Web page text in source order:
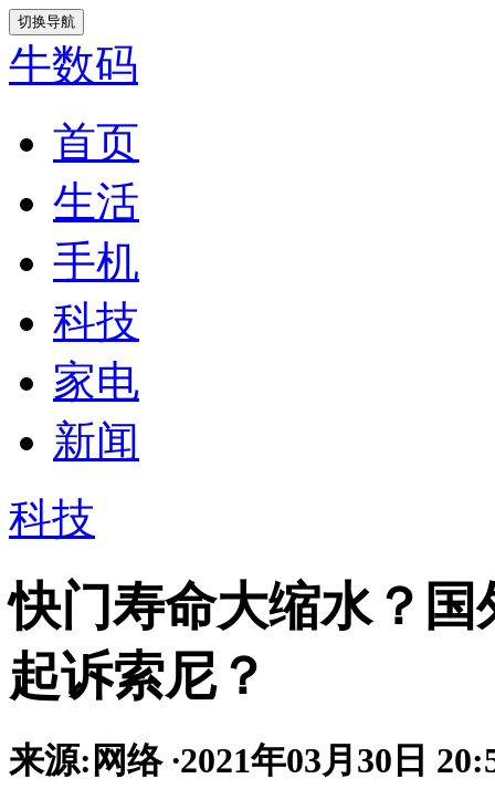
切换导航
牛数码
首页
生活
手机
科技
家电
新闻
科技
快门寿命大缩水？
起诉索尼？
来源:网络 ·2021年03月30日